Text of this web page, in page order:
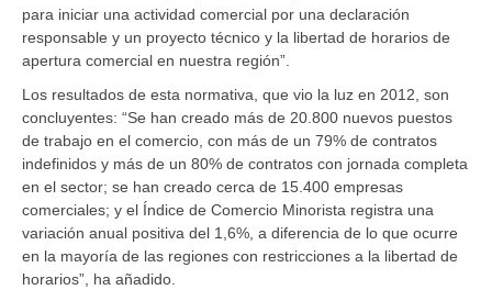
para iniciar una actividad comercial por una declaración
responsable y un proyecto técnico y la libertad de horarios de
apertura comercial en nuestra región”.
Los resultados de esta normativa, que vio la luz en 2012, son
concluyentes: “Se han creado más de 20.800 nuevos puestos
de trabajo en el comercio, con más de un 79% de contratos
indefinidos y más de un 80% de contratos con jornada completa
en el sector; se han creado cerca de 15.400 empresas
comerciales; y el Índice de Comercio Minorista registra una
variación anual positiva del 1,6%, a diferencia de lo que ocurre
en la mayoría de las regiones con restricciones a la libertad de
horarios”, ha añadido.